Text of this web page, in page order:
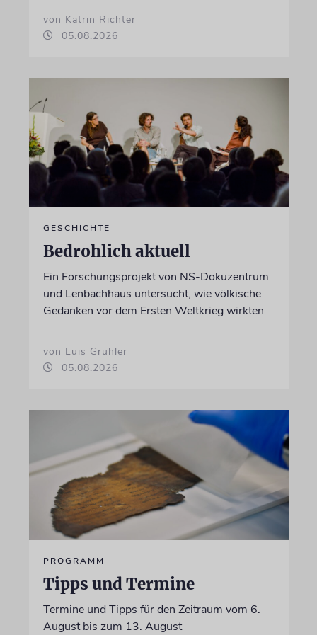
von Katrin Richter
05.08.2026
GESCHICHTE
Bedrohlich aktuell
Ein Forschungsprojekt von NS-Dokuzentrum
und Lenbachhaus untersucht, wie völkische
Gedanken vor dem Ersten Weltkrieg wirkten
von Luis Gruhler
05.08.2026
PROGRAMM
Tipps und Termine
Termine und Tipps für den Zeitraum vom 6.
August bis zum 13. August